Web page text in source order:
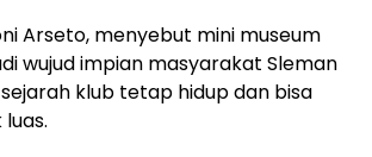
Arseto, menyebut mini museum
wujud impian masyarakat Sleman
klub tetap hidup dan bisa